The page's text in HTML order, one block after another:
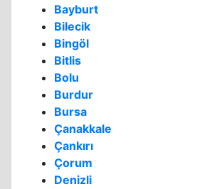
Bayburt
Bilecik
Bingöl
Bitlis
Bolu
Burdur
Bursa
Çanakkale
Çankırı
Çorum
Denizli